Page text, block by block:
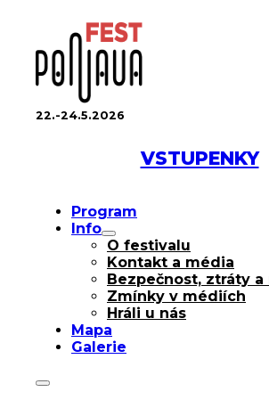
22.-24.5.2026
VSTUPENKY
Program
Info
O festivalu
Kontakt a média
Bezpečnost, ztráty a
Zmínky v médiích
Hráli u nás
Mapa
Galerie